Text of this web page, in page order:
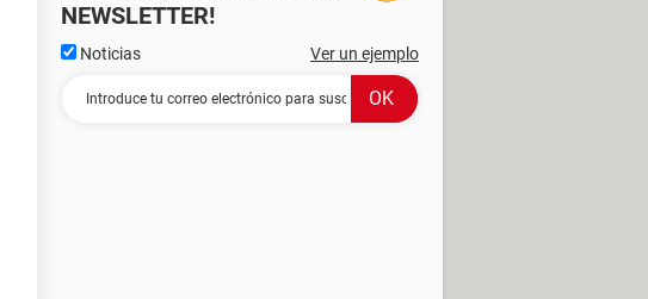
NEWSLETTER!
Noticias Ver un ejemplo